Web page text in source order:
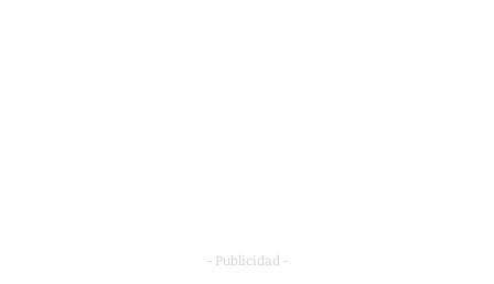
- Publicidad -